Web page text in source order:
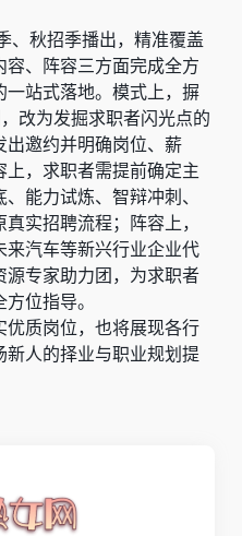
、秋招季播出，精准覆盖
、阵容三方面完成全方
站式落地。模式上，摒
改为发掘求职者闪光点的
邀约并明确岗位、薪
，求职者需提前确定主
能力试炼、智辩冲刺、
实招聘流程；阵容上，
汽车等新兴行业企业代
专家助力团，为求职者
位指导。
质岗位，也将展现各行
人的择业与职业规划提